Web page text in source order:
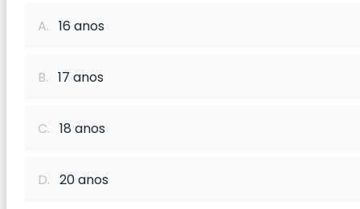
A. 16 anos
B. 17 anos
C. 18 anos
D. 20 anos